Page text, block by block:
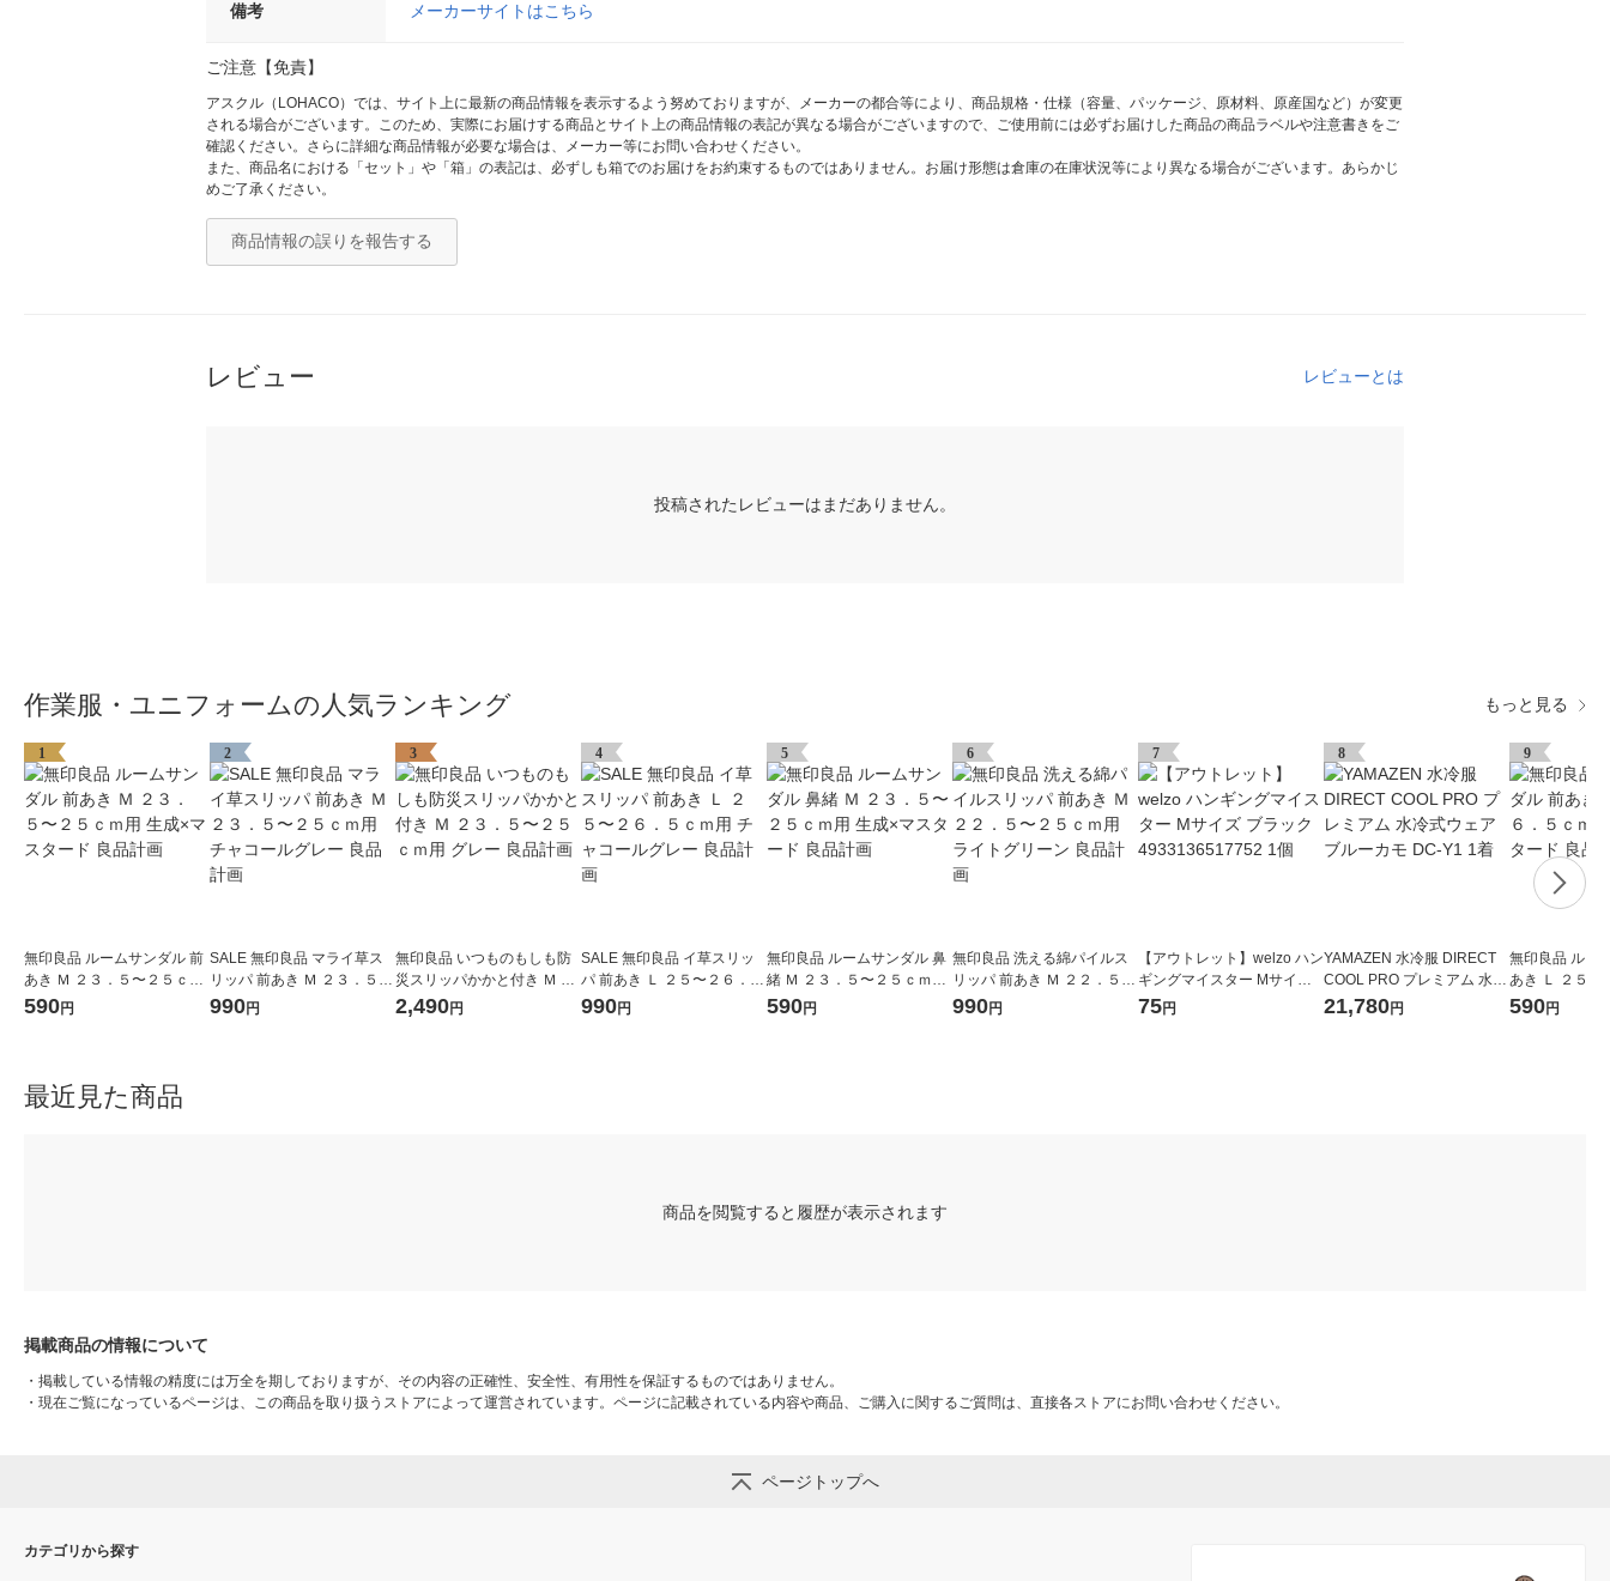
備考 メーカーサイトはこちら
ご注意【免責】
アスクル（LOHACO）では、サイト上に最新の商品情報を表示するよう努めておりますが、メーカーの都合等により、商品規格・仕様（容量、パッケージ、原材料、原産国など）が変更
される場合がございます。このため、実際にお届けする商品とサイト上の商品情報の表記が異なる場合がございますので、ご使用前には必ずお届けした商品の商品ラベルや注意書きをご
確認ください。さらに詳細な商品情報が必要な場合は、メーカー等にお問い合わせください。
また、商品名における「セット」や「箱」の表記は、必ずしも箱でのお届けをお約束するものではありません。お届け形態は倉庫の在庫状況等により異なる場合がございます。あらかじ
めご了承ください。
商品情報の誤りを報告する
レビュー レビューとは
投稿されたレビューはまだありません。
作業服・ユニフォームの人気ランキング もっと見る
1
無印良品 ルームサンダル 前
あき Ｍ ２３．５〜２５ｃｍ
用 生成×マスタード 良品計
590円
2
SALE 無印良品 マライ草ス
リッパ 前あき Ｍ ２３．５〜
２５ｃｍ用 チャコールグレ
990円
3
無印良品 いつものもしも防
災スリッパかかと付き Ｍ ２
３．５〜２５ｃｍ用 グレー
2,490円
4
SALE 無印良品 イ草スリッ
パ 前あき Ｌ ２５〜２６．５
ｃｍ用 チャコールグレー 良
990円
5
無印良品 ルームサンダル 鼻
緒 Ｍ ２３．５〜２５ｃｍ用
生成×マスタード 良品計画
590円
6
無印良品 洗える綿パイルス
リッパ 前あき Ｍ ２２．５〜
２５ｃｍ用 ライトグリーン
990円
7
【アウトレット】welzo ハン
ギングマイスター Mサイズ
ブラック 4933136517752 1
75円
8
YAMAZEN 水冷服 DIRECT
COOL PRO プレミアム 水冷
式ウェア ブルーカモ DC-Y1
21,780円
9
無印良品 ルー
あき Ｌ ２５〜
用 生成×マス
590円
最近見た商品
商品を閲覧すると履歴が表示されます
掲載商品の情報について
・ 掲載している情報の精度には万全を期しておりますが、その内容の正確性、安全性、有用性を保証するものではありません。
・ 現在ご覧になっているページは、この商品を取り扱うストアによって運営されています。ページに記載されている内容や商品、ご購入に関するご質問は、直接各ストアにお問い合わせください。
ページトップへ
カテゴリから探す